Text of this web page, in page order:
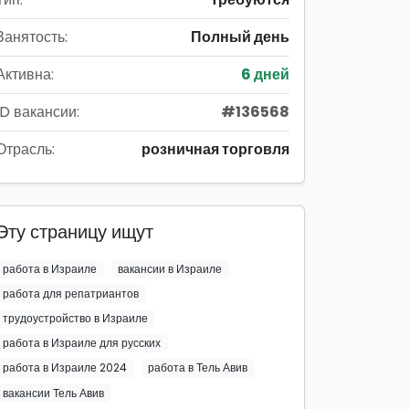
Полный день
6 дней
вакансии:
#136568
розничная торговля
страницу ищут
работа в Израиле
вакансии в Израиле
работа для репатриантов
трудоустройство в Израиле
работа в Израиле для русских
работа в Израиле 2024
работа в Тель Авив
вакансии Тель Авив